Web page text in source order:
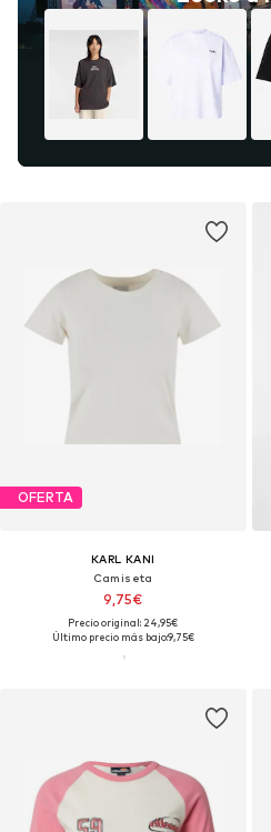
OFERTA
KARL KANI
Camiseta
9,75€
Precio original: 24,95€
Último precio más bajo:9,75€